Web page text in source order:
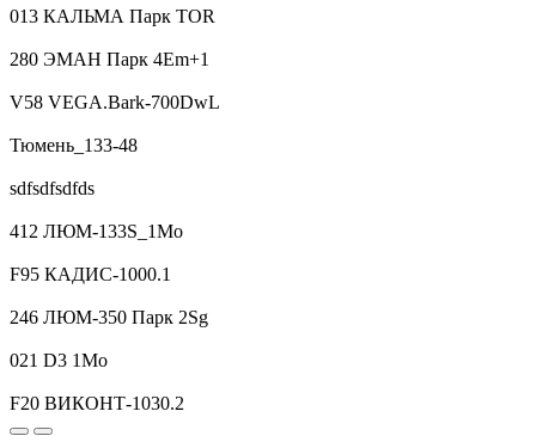
013 КАЛЬМА Парк TOR
280 ЭМАН Парк 4Em+1
V58 VEGA.Bark-700DwL
Тюмень_133-48
sdfsdfsdfds
412 ЛЮМ-133S_1Mo
F95 КАДИС-1000.1
246 ЛЮМ-350 Парк 2Sg
021 D3 1Mo
F20 ВИКОНТ-1030.2